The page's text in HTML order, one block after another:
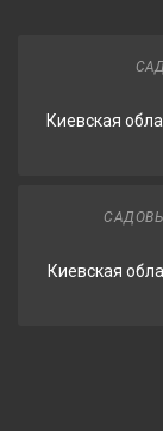
Киевская
Киевская